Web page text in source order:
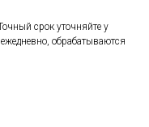
срок уточняйте у
обрабатываются